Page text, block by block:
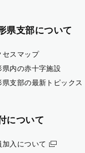
県支部について
セスマップ
県内の赤十字施設
県支部の最新トピックス
について
加入について